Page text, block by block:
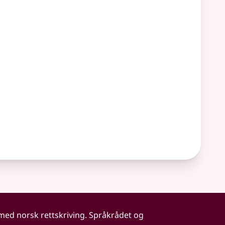
norsk rettskriving. Språkrådet og